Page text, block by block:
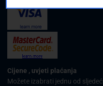
Cijene , uvjeti plaćanja
Možete izabrati jednu od